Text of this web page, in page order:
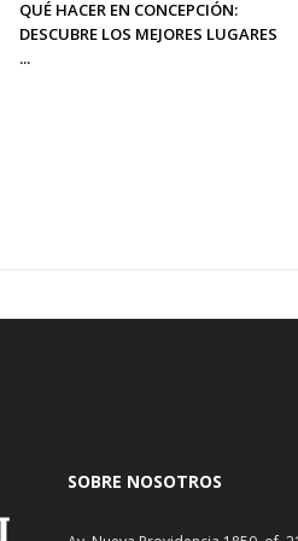
QUÉ HACER EN CONCEPCIÓN:
DESCUBRE LOS MEJORES LUGARES
...
SOBRE NOSOTROS